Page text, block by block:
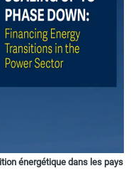
énergétique dans les pays